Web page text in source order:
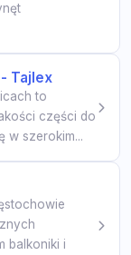
Tajlex
to
części do
w szerokim...
balkoniki i